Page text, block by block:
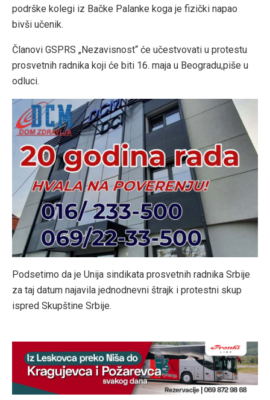
podrške kolegi iz Bačke Palanke koga je fizički napao
bivši učenik.
Članovi GSPRS „Nezavisnost“ će učestvovati u protestu
prosvetnih radnika koji će biti 16. maja u Beogradu,piše u
odluci.
Podsetimo da je Unija sindikata prosvetnih radnika Srbije
za taj datum najavila jednodnevni štrajk i protestni skup
ispred Skupštine Srbije.